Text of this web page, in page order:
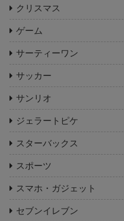
クリスマス
ゲーム
サーティーワン
サッカー
サンリオ
ジェラートピケ
スターバックス
スポーツ
スマホ・ガジェット
セブンイレブン